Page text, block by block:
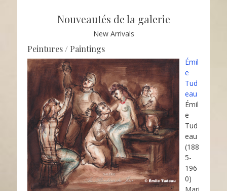
Nouveautés de la galerie
New Arrivals
Peintures / Paintings
Émil
e
Tud
eau
Émil
e
Tud
eau
(188
5-
196
0)
Mari